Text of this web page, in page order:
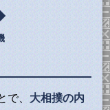
、 大相撲の内